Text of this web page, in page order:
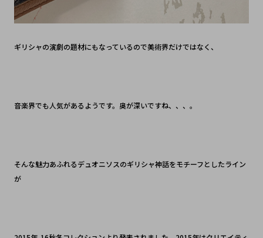
ギリシャの演劇の題材にもなっているので美術界だけではなく、
音楽界でも人気があるようです。奥が深いですね、、、。
そんな魅力あふれるデュオニソスのギリシャ神話をモチーフとしたライン
が